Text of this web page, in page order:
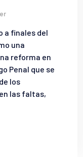
a finales del
una
reforma en
Penal que se
los
las faltas,